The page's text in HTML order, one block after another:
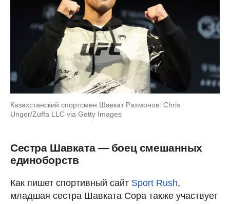
Казахстанский спортсмен Шавкат Рахмонов: Chris
Unger/Zuffa LLC via Getty Images
Сестра Шавката — боец смешанных
единоборств
Как пишет спортивный сайт Sport Rush,
младшая сестра Шавката Сора также участвует